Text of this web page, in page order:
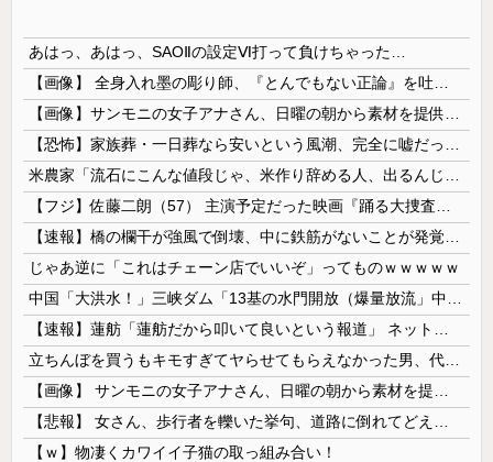
あはっ、あはっ、SAOⅡの設定Ⅵ打って負けちゃった…
じゃあ逆に「これはチェーン店でいいぞ」ってものｗｗｗｗｗ
【ｗ】物凄くカワイイ子猫の取っ組み合い！